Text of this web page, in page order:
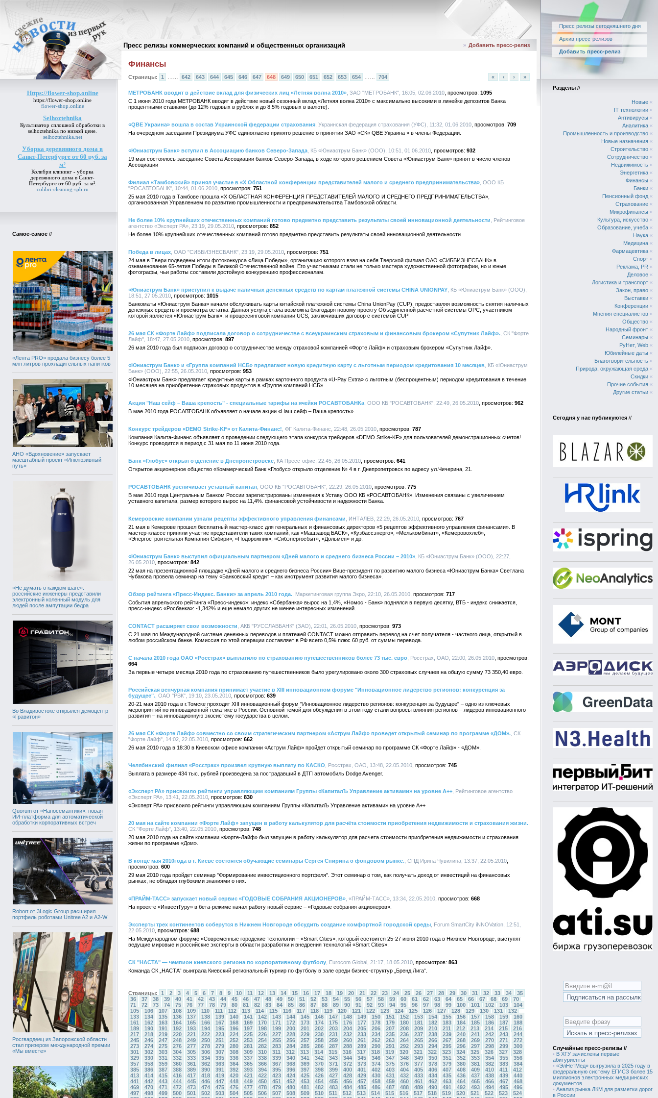
Пресс релизы коммерческих компаний и общественных организаций
Пресс релизы сегодняшнего дня
Архив пресс-релизов
Добавить пресс-релиз
Https://flower-shop.online
https://flower-shop.online
flower-shop.online
Selhoztehnika
Культиватор сплошной обработки в
selhoztehnika по низкой цене.
selhoztehnika.net
Уборка деревянного дома в
Санкт-Петербурге от 60 руб. за
м²
Колибри клининг - уборка
деревянного дома в Санкт-
Петербурге от 60 руб. за м².
colibri-cleaning-spb.ru
Самое-самое //
«Лента PRO» продала бизнесу более 5
млн литров прохладительных напитков
АНО «Вдохновение» запускает
масштабный проект «Инклюзивный
путь»
«Не думать о каждом шаге»:
российские инженеры представили
электронный коленный модуль для
людей после ампутации бедра
Во Владивостоке открылся демоцентр
«Гравитон»
Quorum от «Наносемантики»: новая
ИИ-платформа для автоматической
обработки корпоративных встреч
Robort от 3Logic Group расширил
портфель роботами Unitree A2 и A2-W
Росгвардеец из Запорожской области
стал призером международной премии
«Мы вместе»
Архив пресс-релизов// » Добавить пресс-релиз
Финансы
Страницы: 1 642 643 644 645 646 647 648 649 650 651 652 653 654 704 « ‹ › »
МЕТРОБАНК вводит в действие вклад для физических лиц «Летняя волна 2010» , ЗАО "МЕТРОБАНК", 16:05, 02.06.2010
1095
С 1 июня 2010 года МЕТРОБАНК вводит в действие новый сезонный вклад «Летняя волна 2010» с максимально высокими в линейке депозитов Банка
процентными ставками (до 12% годовых в рублях и до 8,5% годовых в валюте).
«QBE Украина» вошла в состав Украинской федерации страхования , Украинская федерация страхования (УФС), 11:32, 01.06.2010
709
На очередном заседании Президиума УФС единогласно принято решение о принятии ЗАО «СК« QBE Украина » в члены Федерации.
«Юниаструм Банк» вступил в Ассоциацию банков Северо-Запада , КБ «Юниаструм Банк» (ООО), 10:51, 01.06.2010
932
19 мая состоялось заседание Совета Ассоциации банков Северо-Запада, в ходе которого решением Совета «Юниаструм Банк» принят в число членов
Ассоциации
Филиал «Тамбовский» принял участие в «X Областной конференции представителей малого и среднего предпринимательства» , ООО КБ
"РОСАВТОБАНК", 10:44, 01.06.2010
751
25 мая 2010 года в Тамбове прошла «Х ОБЛАСТНАЯ КОНФЕРЕНЦИЯ ПРЕДСТАВИТЕЛЕЙ МАЛОГО И СРЕДНЕГО ПРЕДПРИНИМАТЕЛЬСТВА»,
организованная Управлением по развитию промышленности и предпринимательства Тамбовской области.
Не более 10% крупнейших отечественных компаний готово предметно представить результаты своей инновационной деятельности , Рейтинговое
агентство «Эксперт РА», 23:19, 29.05.2010
852
Не более 10% крупнейших отечественных компаний готово предметно представить результаты своей инновационной деятельности
Победа в лицах , ОАО "СИББИЗНЕСБАНК", 23:19, 29.05.2010
751
24 мая в Твери подведены итоги фотоконкурса «Лица Победы», организацию которого взял на себя Тверской филиал ОАО «СИББИЗНЕСБАНК» в
ознаменование 65-летия Победы в Великой Отечественной войне. Его участниками стали не только мастера художественной фотографии, но и юные
фотографы, чьи работы составили достойную конкуренцию профессионалам.
«Юниаструм Банк» приступил к выдаче наличных денежных средств по картам платежной системы CHINA UNIONPAY , КБ «Юниаструм Банк» (ООО),
18:51, 27.05.2010
1015
Банкоматы «Юниаструм Банка» начали обслуживать карты китайской платежной системы China UnionPay (CUP), предоставляя возможность снятия наличных
денежных средств и просмотра остатка. Данная услуга стала возможна благодаря новому проекту Объединенной расчетной системы ОРС, участником
которой является «Юниаструм Банк», и процессинговой компании UCS, заключивших договор с системой CUP
26 мая СК «Форте Лайф» подписала договор о сотрудничестве с всеукраинским страховым и финансовым брокером «Супутник Лайф». , СК "Форте
Лайф", 18:47, 27.05.2010
897
26 мая 2010 года был подписан договор о сотрудничестве между страховой компанией «Форте Лайф» и страховым брокером «Супутник Лайф».
«Юниаструм Банк» и «Группа компаний НСБ» предлагают новую кредитную карту с льготным периодом кредитования 10 месяцев , КБ «Юниаструм
Банк» (ООО), 22:55, 26.05.2010
953
«Юниаструм Банк» предлагает кредитные карты в рамках карточного продукта «U-Pay Extra» с льготным (беспроцентным) периодом кредитования в течение
10 месяцев на приобретение страховых продуктов в «Группе компаний НСБ»
Акция "Наш сейф – Ваша крепость" - специальные тарифы на ячейки РОСАВТОБАНКа , ООО КБ "РОСАВТОБАНК", 22:49, 26.05.2010
962
В мае 2010 года РОСАВТОБАНК объявляет о начале акции «Наш сейф – Ваша крепость».
Конкурс трейдеров «DEMO Strike-KF» от Калита-Финанс! , ФГ Калита-Финанс, 22:48, 26.05.2010
787
Компания Калита-Финанс объявляет о проведении следующего этапа конкурса трейдеров «DEMO Strike-KF» для пользователей демонстрационных счетов!
Конкурс проводится в период с 31 мая по 11 июня 2010 года.
Банк «Глобус» открыл отделение в Днепропетровске , КА Пресс-офис, 22:45, 26.05.2010
641
Открытое акционерное общество «Коммерческий Банк «Глобус» открыло отделение № 4 в г. Днепропетровск по адресу ул.Чичерина, 21.
РОСАВТОБАНК увеличивает уставный капитал , ООО КБ "РОСАВТОБАНК", 22:29, 26.05.2010
775
В мае 2010 года Центральным Банком России зарегистрированы изменения к Уставу ООО КБ «РОСАВТОБАНК». Изменения связаны с увеличением
уставного капитала, размер которого вырос на 11,4%. финансовой устойчивости и надежности Банка.
Кемеровские компании узнали рецепты эффективного управления финансами , ИНТАЛЕВ, 22:29, 26.05.2010
767
21 мая в Кемерове прошел бесплатный мастер-класс для генеральных и финансовых директоров «5 рецептов эффективного управления финансами». В
мастер-классе приняли участие представители таких компаний, как «Машзавод БАСК», «Кузбассэнерго», «Мелькомбинат», «Кемеровохлеб»,
«Энергостроительная Компания Сибири», «Подорожник», «Сибэнергосбыт», «Дольмен» и др.
«Юниаструм Банк» выступил официальным партнером «Дней малого и среднего бизнеса России – 2010» , КБ «Юниаструм Банк» (ООО), 22:27,
26.05.2010
842
22 мая на презентационной площадке «Дней малого и среднего бизнеса России» Вице-президент по развитию малого бизнеса «Юниаструм Банка» Светлана
Чубакова провела семинар на тему «Банковский кредит – как инструмент развития малого бизнеса».
Обзор рейтинга «Пресс-Индекс. Банки» за апрель 2010 года. , Маркетинговая группа Экро, 22:10, 26.05.2010
717
События апрельского рейтинга «Пресс-индекс»: индекс «Сбербанка» вырос на 1,4%, «Номос - Банк» поднялся в первую десятку, ВТБ - индекс снижается,
пресс-индекс «Росбанка»: -1,342% и еще немало других не менее интересных изменений.
CONTACT расширяет свои возможности , АКБ "РУССЛАВБАНК" (ЗАО), 22:01, 26.05.2010
973
С 21 мая по Международной системе денежных переводов и платежей CONTACT можно отправить перевод на счет получателя - частного лица, открытый в
любом российском банке. Комиссия по этой операции составляет в РФ всего 0,5% плюс 60 руб. от суммы перевода.
С начала 2010 года ОАО «Росстрах» выплатило по страхованию путешественников более 73 тыс. евро , Росстрах, ОАО, 22:00, 26.05.2010
664
За первые четыре месяца 2010 года по страхованию путешественников было урегулировано около 300 страховых случаев на общую сумму 73 350,40 евро.
Российская венчурная компания принимает участие в XIII инновационном форуме "Инновационное лидерство регионов: конкуренция за
будущее". , ОАО "РВК", 19:10, 23.05.2010
639
20-21 мая 2010 года в г.Томске проходит XIII инновационный форум "Инновационное лидерство регионов: конкуренция за будущее" – одно из ключевых
мероприятий по инновационной тематике в России. Основной темой для обсуждения в этом году стали вопросы влияния регионов – лидеров инновационного
развития – на инновационную экосистему государства в целом.
26 мая СК «Форте Лайф» совместно со своим стратегическим партнером «Аструм Лайф» проведет открытый семинар по программе «ДОМ». , СК
"Форте Лайф", 14:02, 22.05.2010
662
26 мая 2010 года в 18:30 в Киевском офисе компании «Аструм Лайф» пройдет открытый семинар по программе СК «Форте Лайф» - «ДОМ».
Челябинский филиал «Росстрах» произвел крупную выплату по КАСКО , Росстрах, ОАО, 13:48, 22.05.2010
745
Выплата в размере 434 тыс. рублей произведена за пострадавший в ДТП автомобиль Dodge Avenger.
«Эксперт РА» присвоило рейтинги управляющим компаниям Группы «КапиталЪ Управление активами» на уровне А++ , Рейтинговое агентство
«Эксперт РА», 13:41, 22.05.2010
830
«Эксперт РА» присвоило рейтинги управляющим компаниям Группы «КапиталЪ Управление активами» на уровне А++
20 мая на сайте компании «Форте Лайф» запущен в работу калькулятор для расчёта стоимости приобретения недвижимости и страхования жизни.
СК "Форте Лайф", 13:40, 22.05.2010
748
20 мая 2010 года на сайте компании «Форте-Лайф» был запущен в работу калькулятор для расчета стоимости приобретения недвижимости и страхования
жизни по программе «Дом».
В конце мая 2010года в г. Киеве состоятся обучающие семинары Сергея Спирина о фондовом рынке. , СПД Ирина Чувилина, 13:37, 22.05.2010
600
29 мая 2010 года пройдет семинар "Формирование инвестиционного портфеля". Этот семинар о том, как получать доход от инвестиций на финансовых
рынках, не обладая глубокими знаниями о них.
«ПРАЙМ-ТАСС» запускает новый сервис «ГОДОВЫЕ СОБРАНИЯ АКЦИОНЕРОВ» , «ПРАЙМ-ТАСС», 13:34, 22.05.2010
668
На проекте «ИнвестГуру» в бета-режиме начал работу новый сервис – «Годовые собрания акционеров».
Эксперты трех континентов соберутся в Нижнем Новгороде обсудить создание комфортной городской среды , Forum SmartCity iNNOVation, 12:51,
22.05.2010
688
На Международном форуме «Современные городские технологии – «Smart Cities», который состоится 25-27 июня 2010 года в Нижнем Новгороде, выступят
ведущие мировые и российские эксперты в области разработки и внедрения технологий «Smart Cities».
СК "НАСТА" — чемпион киевского региона по корпоративному футболу , Eurocom Global, 21:17, 18.05.2010
863
Команда СК „НАСТА“ выиграла Киевский региональный турнир по футболу в зале среди бизнес-структур „Бренд Лига“.
Страницы: 1 2 3 4 5 6 7 8 9 10 11 12 13 14 15 16 17 18 19 20 21 22 23 24 25 26 27 28 29 30 31 32 33 34
35
36
37 38 39 40 41 42 43 44 45 46 47 48 49 50 51 52 53 54 55 56 57 58 59 60 61 62 63 64 65 66 67 68 69
70
71
72 73 74 75 76 77 78 79 80 81 82 83 84 85 86 87 88 89 90 91 92 93 94 95 96 97 98 99 100 101 102 103
104
105
106 107 108 109 110 111 112 113 114 115 116 117 118 119 120 121 122 123 124 125 126 127 128 129 130 131
132
133
134 135 136 137 138 139 140 141 142 143 144 145 146 147 148 149 150 151 152 153 154 155 156 157 158 159
160
161
162 163 164 165 166 167 168 169 170 171 172 173 174 175 176 177 178 179 180 181 182 183 184 185 186 187
188
189
190 191 192 193 194 195 196 197 198 199 200 201 202 203 204 205 206 207 208 209 210 211 212 213 214 215
216
217
218 219 220 221 222 223 224 225 226 227 228 229 230 231 232 233 234 235 236 237 238 239 240 241 242 243
244
245
246 247 248 249 250 251 252 253 254 255 256 257 258 259 260 261 262 263 264 265 266 267 268 269 270 271
272
273
274 275 276 277 278 279 280 281 282 283 284 285 286 287 288 289 290 291 292 293 294 295 296 297 298 299
300
301
302 303 304 305 306 307 308 309 310 311 312 313 314 315 316 317 318 319 320 321 322 323 324 325 326 327
328
329
330 331 332 333 334 335 336 337 338 339 340 341 342 343 344 345 346 347 348 349 350 351 352 353 354 355
356
357
358 359 360 361 362 363 364 365 366 367 368 369 370 371 372 373 374 375 376 377 378 379 380 381 382 383
384
385
386 387 388 389 390 391 392 393 394 395 396 397 398 399 400 401 402 403 404 405 406 407 408 409 410 411
412
413
414 415 416 417 418 419 420 421 422 423 424 425 426 427 428 429 430 431 432 433 434 435 436 437 438 439
440
441
442 443 444 445 446 447 448 449 450 451 452 453 454 455 456 457 458 459 460 461 462 463 464 465 466 467
468
469
470 471 472 473 474 475 476 477 478 479 480 481 482 483 484 485 486 487 488 489 490 491 492 493 494 495
496
497
498 499 500 501 502 503 504 505 506 507 508 509 510 511 512 513 514 515 516 517 518 519 520 521 522 523
524
Разделы //
Новые «
IT технологии «
Антивирусы «
Аналитика «
Промышленность и производство «
Новые назначения «
Строительство «
Сотрудничество «
Недвижимость «
Энергетика «
Финансы «
Банки «
Пенсионный фонд «
Страхование «
Микрофинансы «
Культура, искусство «
Образование, учеба «
Наука «
Медицина «
Фармацевтика «
Спорт «
Реклама, PR «
Деловое «
Логистика и транспорт «
Закон, право «
Выставки «
Конференции «
Мнения специалистов «
Общество «
Народный фронт «
Семинары «
РуНет, Web «
Юбилейные даты «
Благотворительность «
Природа, окружающая среда «
Скидки «
Прочие события «
Другие статьи «
Сегодня у нас публикуются //
Случайные пресс-релизы //
• В ХГУ зачислены первые
абитуриенты
• «ЭлНетМед» выгрузила в 2025 году в
федеральную систему ЕГИСЗ более 15
миллионов электронных медицинских
документов
• Анализ рынка ЛКМ для разметки дорог
в России